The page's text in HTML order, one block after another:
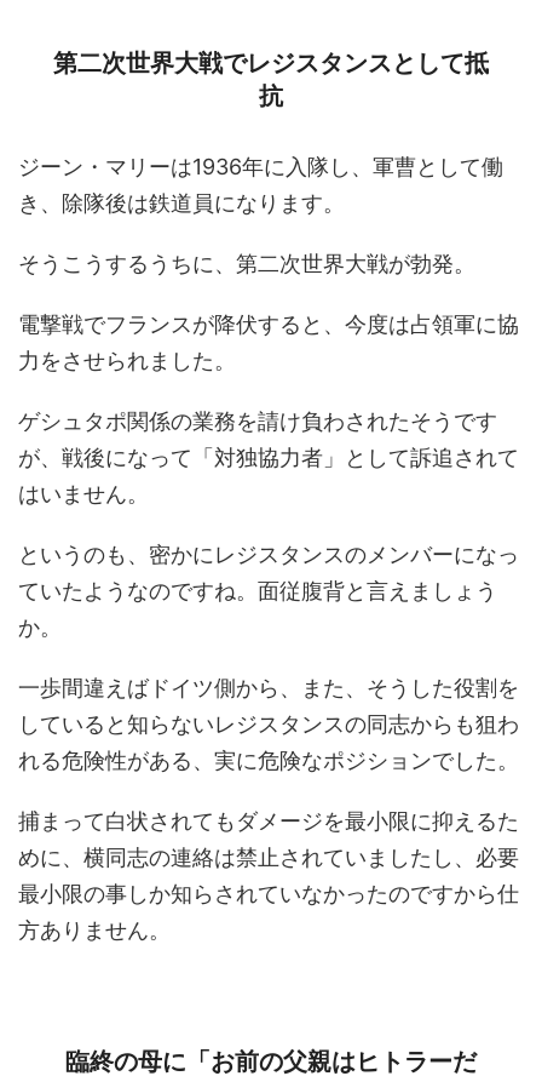
第二次世界大戦でレジスタンスとして抵
抗
ジーン・マリーは1936年に入隊し、軍曹として働
き、除隊後は鉄道員になります。
そうこうするうちに、第二次世界大戦が勃発。
電撃戦でフランスが降伏すると、今度は占領軍に協
力をさせられました。
ゲシュタポ関係の業務を請け負わされたそうです
が、戦後になって「対独協力者」として訴追されて
はいません。
というのも、密かにレジスタンスのメンバーになっ
ていたようなのですね。面従腹背と言えましょう
か。
一歩間違えばドイツ側から、また、そうした役割を
していると知らないレジスタンスの同志からも狙わ
れる危険性がある、実に危険なポジションでした。
捕まって白状されてもダメージを最小限に抑えるた
めに、横同志の連絡は禁止されていましたし、必要
最小限の事しか知らされていなかったのですから仕
方ありません。
臨終の母に「お前の父親はヒトラーだ